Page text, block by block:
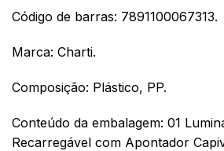
Código de barras: 7891100067313.
Marca: Charti.
Composição: Plástico, PP.
Conteúdo da embalagem: 01
Recarregável com Apontador